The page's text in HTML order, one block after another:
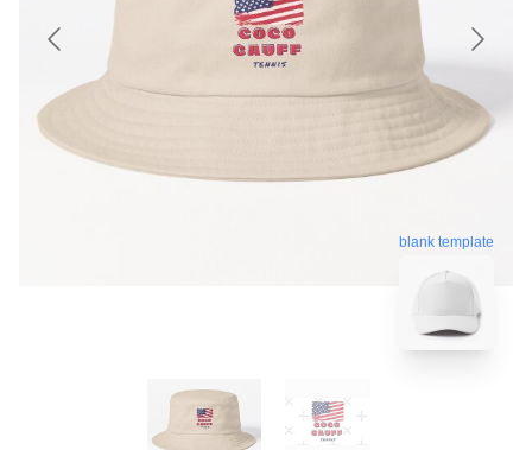
blank template